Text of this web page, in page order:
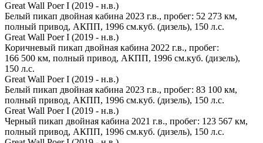
Great Wall Poer I (2019 - н.в.)
Белый пикап двойная кабина 2023 г.в., пробег: 52 273 км,
полный привод, АКПП, 1996 см.куб. (дизель), 150 л.с.
Great Wall Poer I (2019 - н.в.)
Коричневый пикап двойная кабина 2022 г.в., пробег:
166 500 км, полный привод, АКПП, 1996 см.куб. (дизель),
150 л.с.
Great Wall Poer I (2019 - н.в.)
Белый пикап двойная кабина 2023 г.в., пробег: 83 100 км,
полный привод, АКПП, 1996 см.куб. (дизель), 150 л.с.
Great Wall Poer I (2019 - н.в.)
Черный пикап двойная кабина 2021 г.в., пробег: 123 567 км,
полный привод, АКПП, 1996 см.куб. (дизель), 150 л.с.